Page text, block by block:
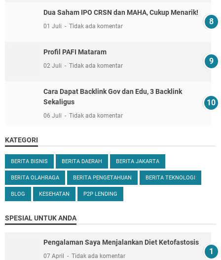
Dua Saham IPO CRSN dan MAHA, Cukup Menarik!
01 Juli Tidak ada komentar
Profil PAFI Mataram
02 Juli Tidak ada komentar
Cara Dapat Backlink Gov dan Edu, 3 Backlink
Sekaligus
06 Juli Tidak ada komentar
KATEGORI
BERITA BISNIS BERITA DAERAH BERITA JAKARTA
BERITA OLAHRAGA BERITA PENGETAHUAN BERITA TEKNOLOGI
BLOG KESEHATAN P2P LENDING
SPESIAL UNTUK ANDA
Pengalaman Saya Menjalankan Diet Ketofastosis
07 April Tidak ada komentar